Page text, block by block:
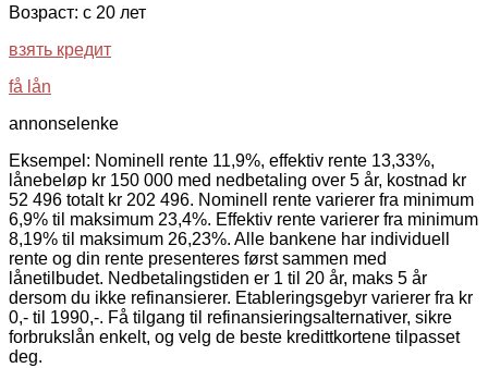
Возраст: с 20 лет
взять кредит
få lån
annonselenke
Eksempel: Nominell rente 11,9%, effektiv rente 13,33%,
lånebeløp kr 150 000 med nedbetaling over 5 år, kostnad kr
52 496 totalt kr 202 496. Nominell rente varierer fra minimum
6,9% til maksimum 23,4%. Effektiv rente varierer fra minimum
8,19% til maksimum 26,23%. Alle bankene har individuell
rente og din rente presenteres først sammen med
lånetilbudet. Nedbetalingstiden er 1 til 20 år, maks 5 år
dersom du ikke refinansierer. Etableringsgebyr varierer fra kr
0,- til 1990,-. Få tilgang til refinansieringsalternativer, sikre
forbrukslån enkelt, og velg de beste kredittkortene tilpasset
deg.